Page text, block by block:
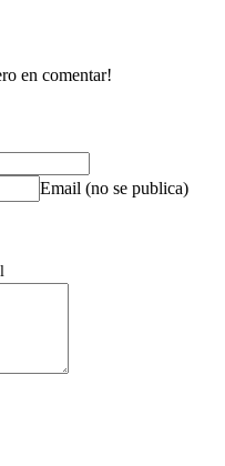
en comentar!
Email (no se publica)